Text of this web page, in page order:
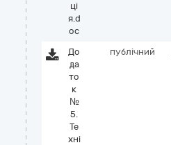
ці
я.d
oc
До
да
то
к
№
5.
Те
хні
публічний